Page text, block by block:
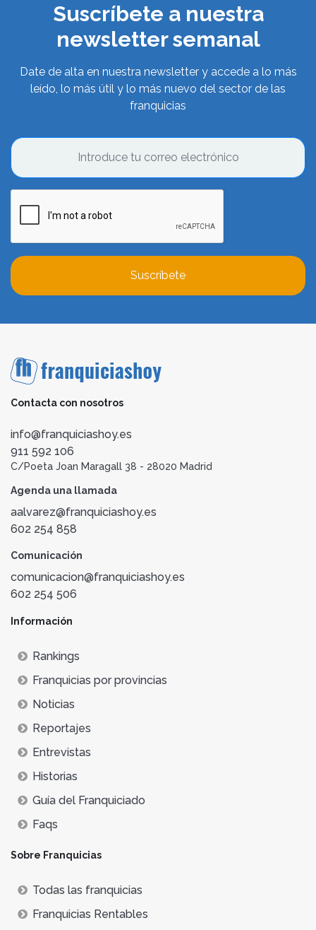
Suscríbete a nuestra
newsletter semanal
Date de alta en nuestra newsletter y accede a lo más
leído, lo más útil y lo más nuevo del sector de las
franquicias
Suscríbete
Contacta con nosotros
info@franquiciashoy.es
911 592 106
C/Poeta Joan Maragall 38 - 28020 Madrid
Agenda una llamada
aalvarez@franquiciashoy.es
602 254 858
Comunicación
comunicacion@franquiciashoy.es
602 254 506
Información
Rankings
Franquicias por provincias
Noticias
Reportajes
Entrevistas
Historias
Guía del Franquiciado
Faqs
Sobre Franquicias
Todas las franquicias
Franquicias Rentables